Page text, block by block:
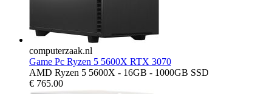
computerzaak.nl
Game Pc Ryzen 5 5600X RTX 3070
AMD Ryzen 5 5600X - 16GB - 1000GB SSD
€ 765.00